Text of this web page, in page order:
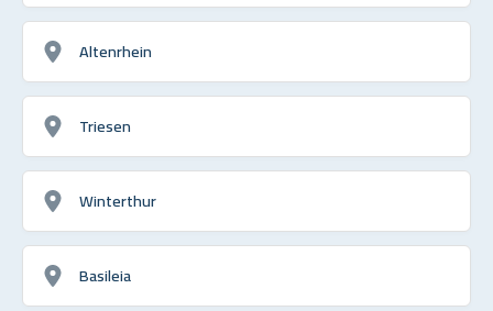
Altenrhein
Triesen
Winterthur
Basileia